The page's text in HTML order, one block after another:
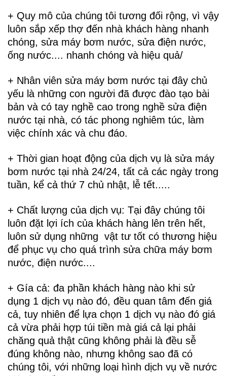
+ Quy mô của chúng tôi tương đối rộng, vì vậy
luôn sắp xếp thợ đến nhà khách hàng nhanh
chóng, sửa máy bơm nước, sửa điện nước,
ống nước.... nhanh chóng và hiệu quả/
+ Nhân viên sửa máy bơm nước tại đây chủ
yếu là những con người đã được đào tạo bài
bản và có tay nghề cao trong nghề sửa điện
nước tại nhà, có tác phong nghiêm túc, làm
việc chính xác và chu đáo.
+ Thời gian hoạt động của dịch vụ là sửa máy
bơm nước tại nhà 24/24, tất cả các ngày trong
tuần, kể cả thứ 7 chủ nhật, lễ tết.....
+ Chất lượng của dịch vụ: Tại đây chúng tôi
luôn đặt lợi ích của khách hàng lên trên hết,
luôn sử dụng những vật tư tốt có thương hiệu
để phục vụ cho quá trình sửa chữa máy bơm
nước, điện nước....
+ Gía cả: đa phần khách hàng nào khi sử
dụng 1 dịch vụ nào đó, đều quan tâm đến giá
cả, tuy nhiên để lựa chọn 1 dịch vụ nào đó giá
cả vừa phải hợp túi tiền mà giá cả lại phải
chăng quả thật cũng không phải là đều sễ
đúng không nào, nhưng không sao đã có
chúng tôi, với những loại hình dịch vụ về nước